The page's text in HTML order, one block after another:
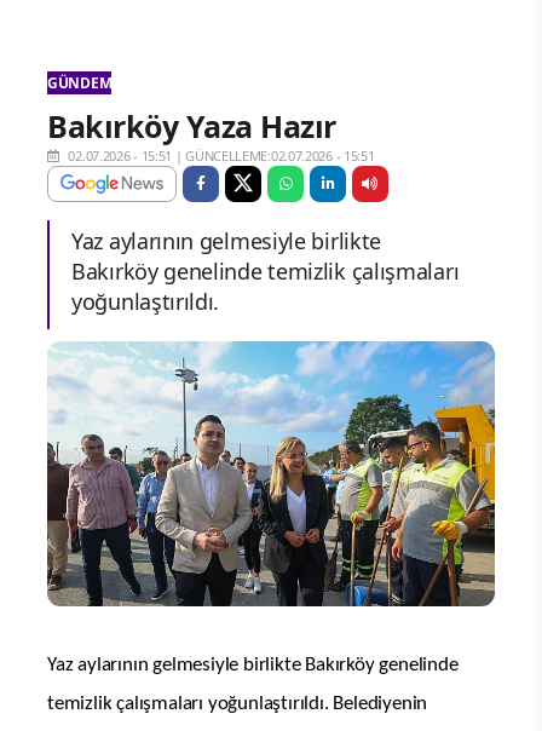
GÜNDEM
Bakırköy Yaza Hazır
02.07.2026 - 15:51 |GÜNCELLEME:02.07.2026 - 15:51
Yaz aylarının gelmesiyle birlikte
Bakırköy genelinde temizlik çalışmaları
yoğunlaştırıldı.
Yaz aylarının gelmesiyle birlikte Bakırköy genelinde
temizlik çalışmaları yoğunlaştırıldı. Belediyenin